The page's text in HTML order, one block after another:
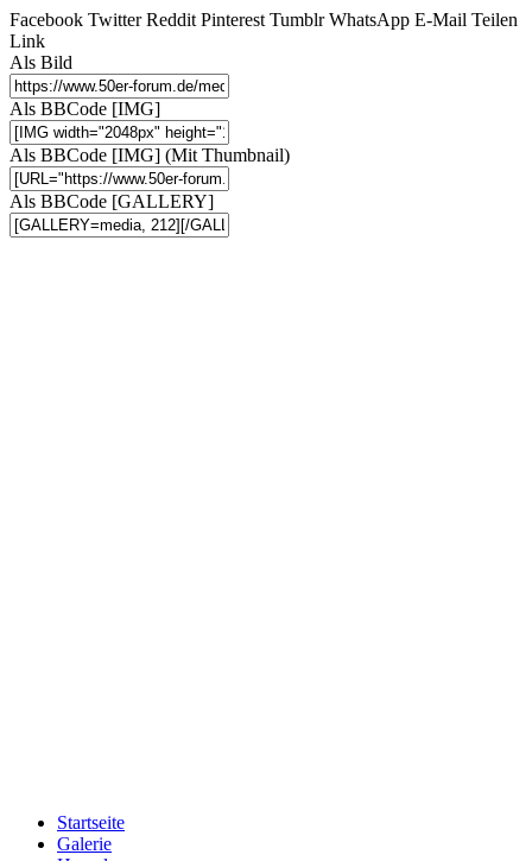
Facebook Twitter Reddit Pinterest Tumblr WhatsApp E-Mail Teilen
Link
Als Bild
Als BBCode [IMG]
Als BBCode [IMG] (Mit Thumbnail)
Als BBCode [GALLERY]
Startseite
Galerie